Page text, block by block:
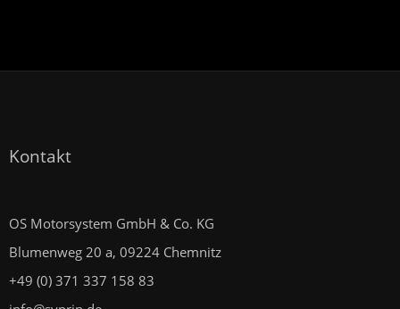
Kontakt
OS Motorsystem GmbH & Co. KG
Blumenweg 20 a, 09224 Chemnitz
+49 (0) 371 337 158 83